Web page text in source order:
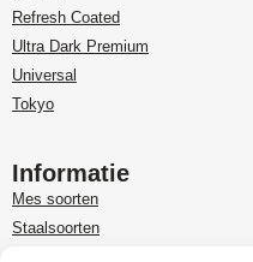
Refresh Coated
Ultra Dark Premium
Universal
Tokyo
Informatie
Mes soorten
Staalsoorten